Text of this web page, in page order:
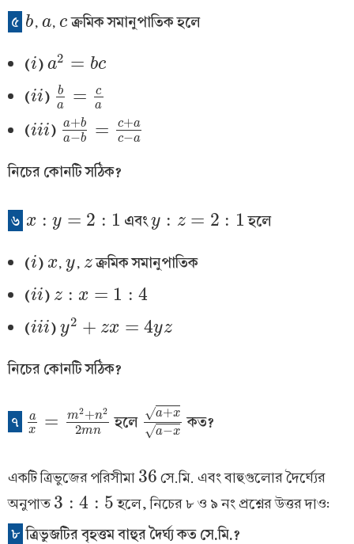
৫ b
b, a
a ,c
cক্রমিক সমানুপাতিক হলে
(i
i) a2 = bc
a2= bc
(ii
ii )
b
a
=
c
a
ba =ca
(iii
iii ) a+b
a−b = c+a
c−a
a+ba −b= c+ac
নিচের কোনটি সঠিক?
৬ x : y = 2 : 1
x: y= 2: 1 এবংy : z = 2 : 1
y: z= 2: 1
হলে
(i
i) x
x ,y
y , z
z ক্রমিক সমানুপাতিক
(ii
ii ) z : x = 1 : 4
z: x=1: 4
(iii
iii ) y2 + zx = 4yz
y2+ zx =4yz
নিচের কোনটি সঠিক?
৭
a
x
= m2+n2
2mn
ax =m 2+n22m n
হলে a+x
√
a−x
√
a+xa−xকত?
একটি ত্রিভুজের পরিসীমা 36
36 সে.মি. এবং বাহুগুলোর দৈর্ঘ্যের
অনুপাত 3 : 4 : 5
3: 4 5 হলে, নিচের ৮ ও ৯ নং প্রশ্নের উত্তর দাও:
৮ত্রিভুজটির বৃহত্তম বাহুর দৈর্ঘ্য কত সে.মি.?